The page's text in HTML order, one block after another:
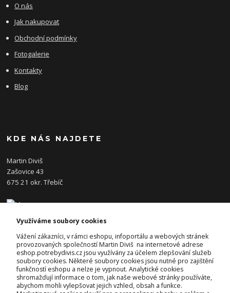
O nás
Jak nakupovat
Obchodní podmínky
Fotogalerie
Kontakty
Blog
KDE NÁS NAJDETE
Martin Diviš
Zašovice 43
675 21 okr. Třebíč
KONTAKTY
Josef Diviš
+420 728 382 742
(Po-Pá, 7-17hod.)
Využíváme soubory cookies
Vážení zákazníci, v rámci eshopu, infoportálu a webových stránek
provozovaných společností Martin Diviš na internetové adrese
eshop.potrebydivis.cz jsou využívány za účelem zlepšování služeb
soubory cookies. Některé soubory cookies jsou nutné pro zajištění
funkčností eshopu a nelze je vypnout. Analytické cookies
shromažďují informace o tom, jak naše webové stránky používáte,
abychom mohli vylepšovat jejich vzhled, obsah a funkce.